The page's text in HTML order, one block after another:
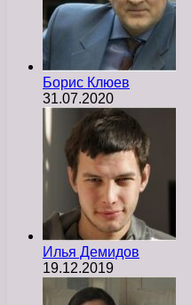
Борис Клюев
31.07.2020
Илья Демидов
19.12.2019